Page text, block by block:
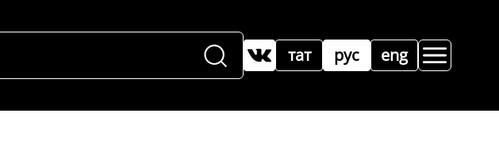
рус
тат eng